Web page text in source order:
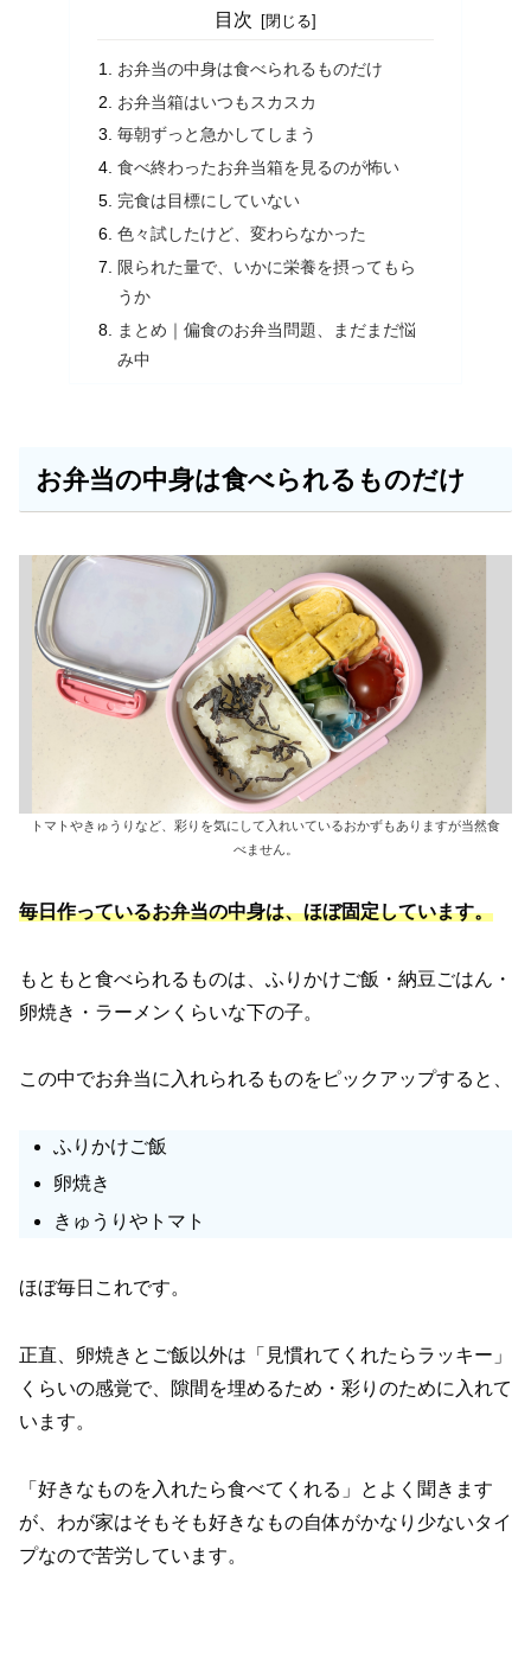
目次
お弁当の中身は食べられるものだけ
お弁当箱はいつもスカスカ
毎朝ずっと急かしてしまう
食べ終わったお弁当箱を見るのが怖い
完食は目標にしていない
色々試したけど、変わらなかった
限られた量で、いかに栄養を摂ってもら
うか
まとめ｜偏食のお弁当問題、まだまだ悩
み中
お弁当の中身は食べられるものだけ
トマトやきゅうりなど、彩りを気にして入れいているおかずもありますが当然食
べません。
毎日作っているお弁当の中身は、ほぼ固定しています。
もともと食べられるものは、ふりかけご飯・納豆ごはん・
卵焼き・ラーメンくらいな下の子。
この中でお弁当に入れられるものをピックアップすると、
ふりかけご飯
卵焼き
きゅうりやトマト
ほぼ毎日これです。
正直、卵焼きとご飯以外は「見慣れてくれたらラッキー」
くらいの感覚で、隙間を埋めるため・彩りのために入れて
います。
「好きなものを入れたら食べてくれる」とよく聞きます
が、わが家はそもそも好きなもの自体がかなり少ないタイ
プなので苦労しています。